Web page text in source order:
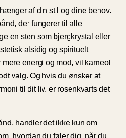
af din stil og dine behov.
der fungerer til alle
en sten som bjergkrystal eller
alsidig og spirituelt
energi og mod, vil karneol
valg. Og hvis du ønsker at
til dit liv, er rosenkvarts det
handler det ikke kun om
hvordan du føler dig, når du